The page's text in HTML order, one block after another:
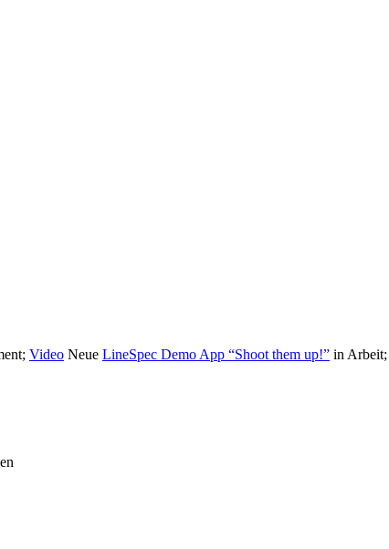
Video Neue LineSpec Demo App “Shoot them up!” in Arbeit;